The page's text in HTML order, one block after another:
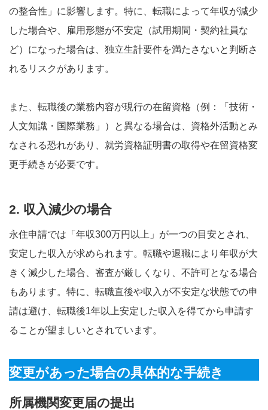
の整合性」に影響します。特に、転職によって年収が減少
した場合や、雇用形態が不安定（試用期間・契約社員な
ど）になった場合は、独立生計要件を満たさないと判断さ
れるリスクがあります。
また、転職後の業務内容が現行の在留資格（例：「技術・
人文知識・国際業務」）と異なる場合は、資格外活動とみ
なされる恐れがあり、就労資格証明書の取得や在留資格変
更手続きが必要です。
2. 収入減少の場合
永住申請では「年収300万円以上」が一つの目安とされ、
安定した収入が求められます。転職や退職により年収が大
きく減少した場合、審査が厳しくなり、不許可となる場合
もあります。特に、転職直後や収入が不安定な状態での申
請は避け、転職後1年以上安定した収入を得てから申請す
ることが望ましいとされています。
変更があった場合の具体的な手続き
所属機関変更届の提出